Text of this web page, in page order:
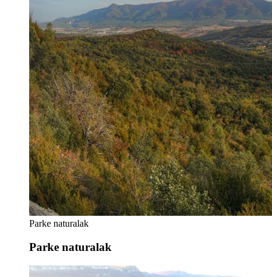
Parke naturalak
Parke naturalak